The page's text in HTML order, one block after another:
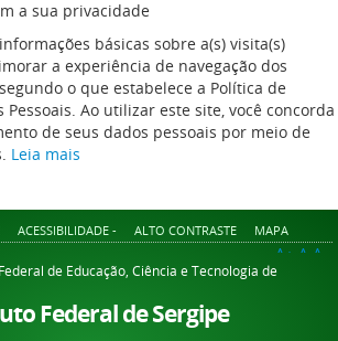
a sua privacidade
básicas sobre a(s) visita(s)
a experiência de navegação dos
o que estabelece a Política de
Pessoais. Ao utilizar este site, você concorda
de seus dados pessoais por meio de
Leia mais
ACESSIBILIDADE - ALTO CONTRASTE MAPA
A+ A A-
de Educação, Ciência e Tecnologia de
Federal de Sergipe